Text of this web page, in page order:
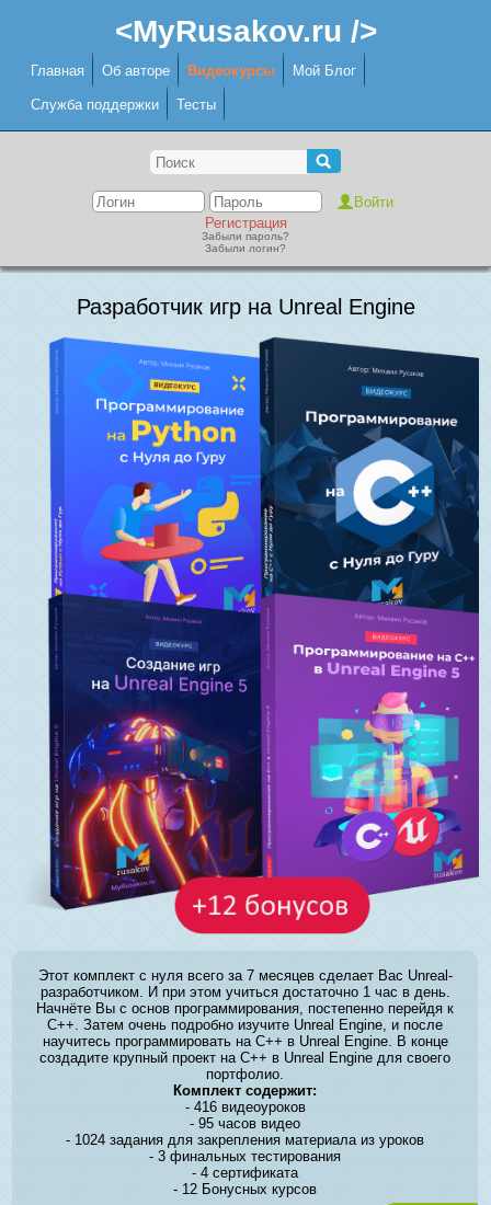
<MyRusakov.ru />
Главная Об авторе Видеокурсы Мой Блог
Служба поддержки Тесты
Регистрация
Забыли пароль?
Забыли логин?
Разработчик игр на Unreal Engine
Этот комплект с нуля всего за 7 месяцев сделает Вас Unreal-
разработчиком. И при этом учиться достаточно 1 час в день.
Начнёте Вы с основ программирования, постепенно перейдя к
C++. Затем очень подробно изучите Unreal Engine, и после
научитесь программировать на C++ в Unreal Engine. В конце
создадите крупный проект на C++ в Unreal Engine для своего
портфолио.
Комплект содержит:
- 416 видеоуроков
- 95 часов видео
- 1024 задания для закрепления материала из уроков
- 3 финальных тестирования
- 4 сертификата
- 12 Бонусных курсов